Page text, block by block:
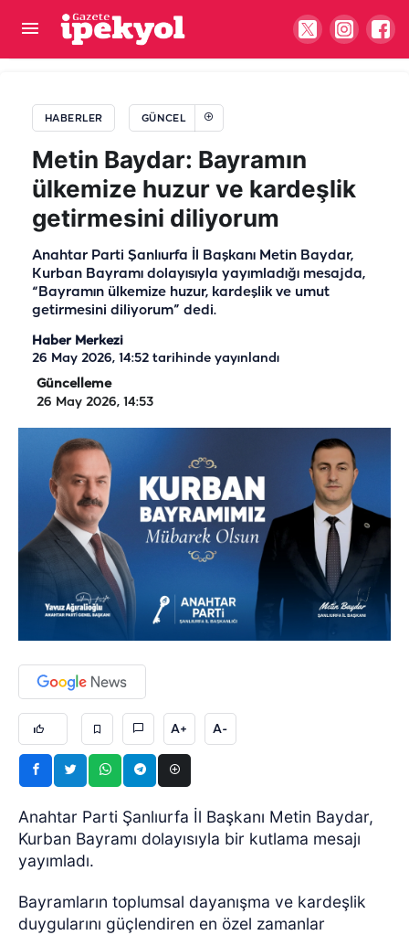
HABERLER GÜNCEL
Metin Baydar: Bayramın
ülkemize huzur ve kardeşlik
getirmesini diliyorum
Anahtar Parti Şanlıurfa İl Başkanı Metin Baydar,
Kurban Bayramı dolayısıyla yayımladığı mesajda,
“Bayramın ülkemize huzur, kardeşlik ve umut
getirmesini diliyorum” dedi.
Haber Merkezi
26 May 2026, 14:52 tarihinde yayınlandı
Güncelleme
26 May 2026, 14:53
A+ A-
Anahtar Parti Şanlıurfa İl Başkanı Metin Baydar,
Kurban Bayramı dolayısıyla bir kutlama mesajı
yayımladı.
Bayramların toplumsal dayanışma ve kardeşlik
duygularını güçlendiren en özel zamanlar
Şanlıurfa’da 1 haftada 40 bin başvuru!